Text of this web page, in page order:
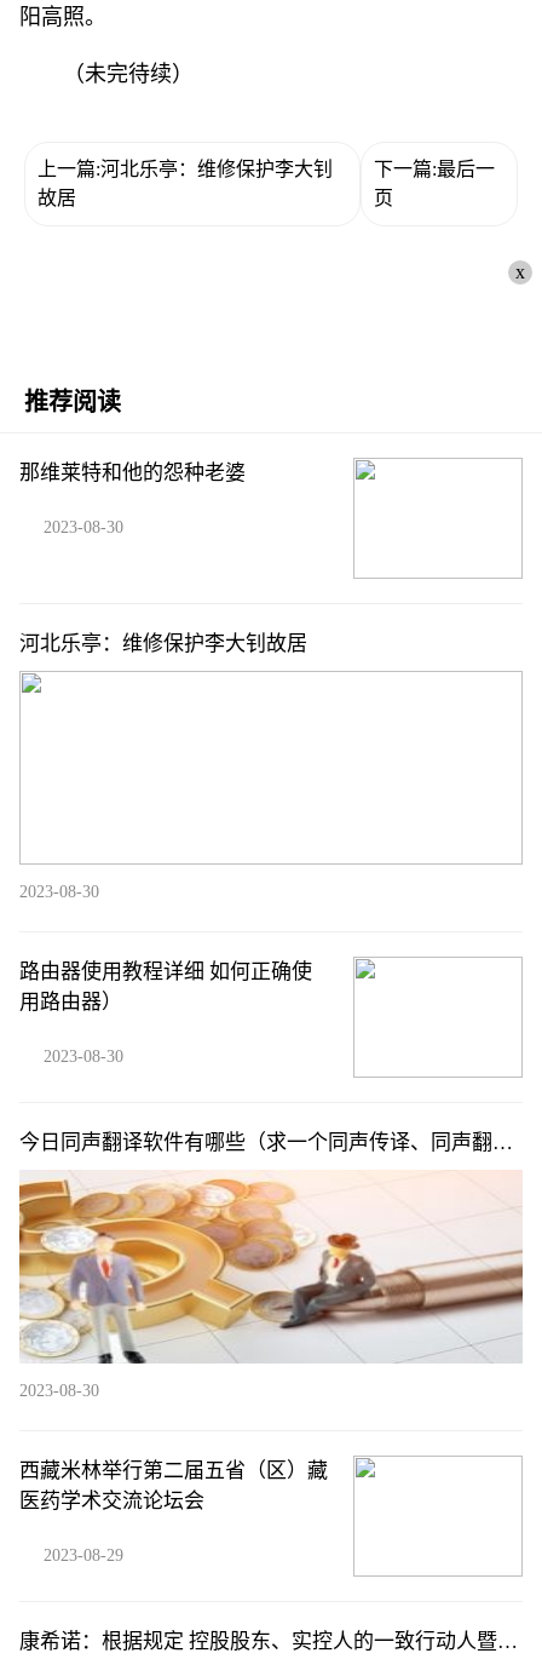
阳高照。
（未完待续）
上一篇:河北乐亭：维修保护李大钊
故居
下一篇:最后一
页
x
推荐阅读
那维莱特和他的怨种老婆
2023-08-30
河北乐亭：维修保护李大钊故居
2023-08-30
路由器使用教程详细 如何正确使
用路由器）
2023-08-30
今日同声翻译软件有哪些（求一个同声传译、同声翻译
的安卓的app）
2023-08-30
西藏米林举行第二届五省（区）藏
医药学术交流论坛会
2023-08-29
康希诺：根据规定 控股股东、实控人的一致行动人暨员